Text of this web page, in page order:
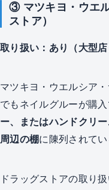
③ マツキヨ・ウエ
ストア）
取り扱い：あり（大型店
マツキヨ・ウエルシア
でもネイルグルーが購
ー、またはハンドクリ
周辺の棚に陳列されてい
ドラッグストアの取り